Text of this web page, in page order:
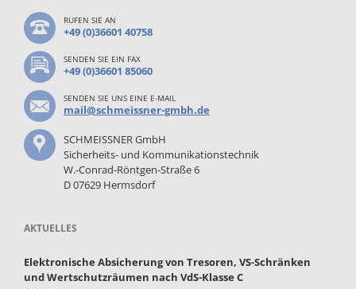
RUFEN SIE AN
+49 (0)36601 40758
SENDEN SIE EIN FAX
+49 (0)36601 85060
SENDEN SIE UNS EINE E-MAIL
mail@schmeissner-gmbh.de
SCHMEISSNER GmbH
Sicherheits- und Kommunikationstechnik
W.-Conrad-Röntgen-Straße 6
D 07629 Hermsdorf
AKTUELLES
Elektronische Absicherung von Tresoren, VS-Schränken
und Wertschutzräumen nach VdS-Klasse C